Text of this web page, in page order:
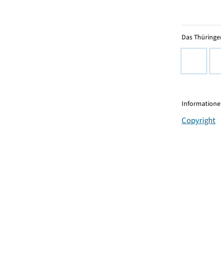
Das
Copyright